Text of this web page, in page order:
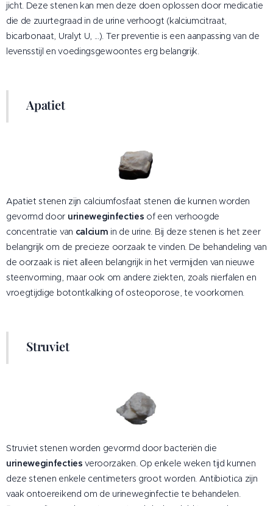
jicht. Deze stenen kan men deze doen oplossen door medicatie
die de zuurtegraad in de urine verhoogt (kalciumcitraat,
bicarbonaat, Uralyt U, ...). Ter preventie is een aanpassing van de
levensstijl en voedingsgewoontes erg belangrijk.
Apatiet
Apatiet stenen zijn calciumfosfaat stenen die kunnen worden
gevormd door urineweginfecties of een verhoogde
concentratie van calcium in de urine. Bij deze stenen is het zeer
belangrijk om de precieze oorzaak te vinden. De behandeling van
de oorzaak is niet alleen belangrijk in het vermijden van nieuwe
steenvorming, maar ook om andere ziekten, zoals nierfalen en
vroegtijdige botontkalking of osteoporose, te voorkomen.
Struviet
Struviet stenen worden gevormd door bacteriën die
urineweginfectiesveroorzaken. Op enkele weken tijd kunnen
deze stenen enkele centimeters groot worden. Antibiotica zijn
vaak ontoereikend om de urineweginfectie te behandelen.